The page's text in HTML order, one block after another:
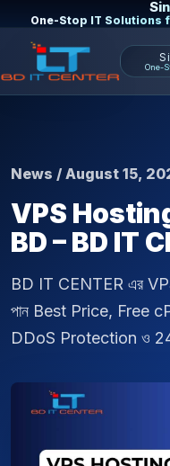
One-Stop IT Solutions
One-
News / August 15,
VPS
BD – BD IT
BD IT CENTER এর
পান Best Price, Free
DDoS Protection ও